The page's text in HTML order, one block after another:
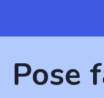
Pose